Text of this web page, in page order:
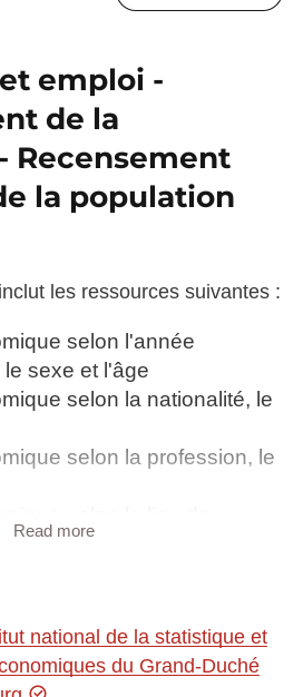
emploi -
de la
Recensement
la population
les ressources suivantes :
selon l'année
sexe et l'âge
selon la nationalité, le
selon la profession, le
avant le recensement, le
selon le lieu de travail,
l'emploi et le sexe
selon le lieu de travail,
Read more
national de la statistique et
du Grand-Duché